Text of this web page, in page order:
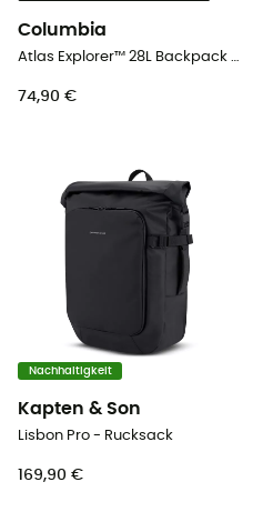
Columbia
Atlas Explorer™ 28L Backpack - Wanderrucksack
74,90 €
Nachhaltigkeit
Kapten & Son
Lisbon Pro - Rucksack
169,90 €